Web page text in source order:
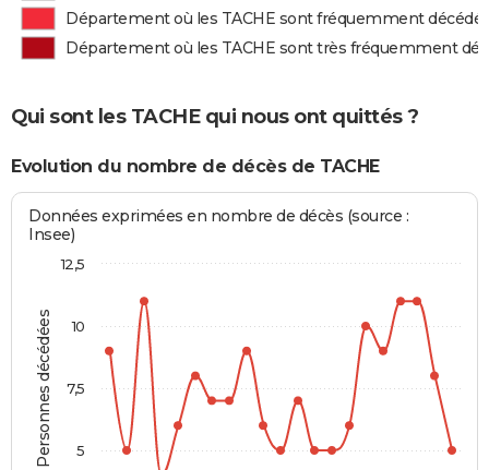
Département où les TACHE sont fréquemment
Département où les TACHE sont très fréquemment
Qui sont les TACHE qui nous ont quittés ?
Evolution du nombre de décès de TACHE
Personnes décédées
Données exprimées en nombre de décès (source :
Insee)
10
5
7,5
12,5